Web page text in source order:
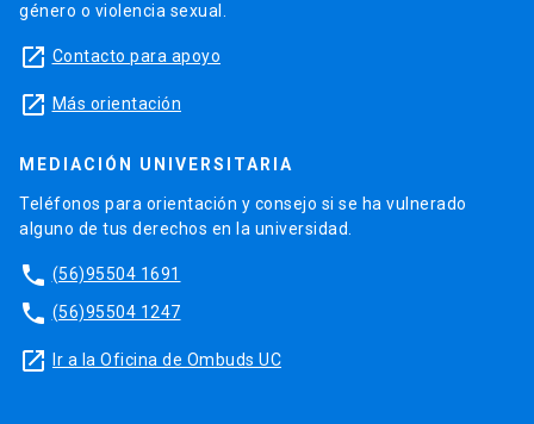
género o violencia sexual.
launch Contacto para apoyo
launch Más orientación
MEDIACIÓN UNIVERSITARIA
Teléfonos para orientación y consejo si se ha vulnerado
alguno de tus derechos en la universidad.
phone (56)95504 1691
phone (56)95504 1247
launch Ir a la Oficina de Ombuds UC